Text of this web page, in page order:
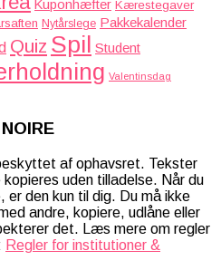
Kuponhæfter Kærestegaver
Nytårslege Pakkekalender
Quiz Spil Student
Valentinsdag
af ophavsret. Tekster
uden tilladelse. Når du
er den kun til dig. Du må ikke
andre, kopiere, udlåne eller
det. Læs mere om regler
Regler for institutioner &